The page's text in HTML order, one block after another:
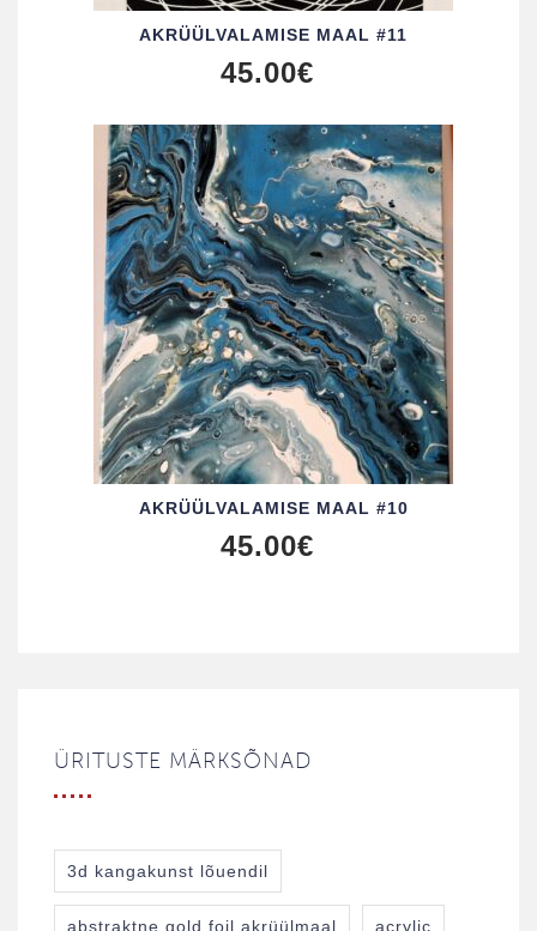
AKRÜÜL­VALAMISE MAAL #11
45.00€
AKRÜÜL­VALAMISE MAAL #10
45.00€
ÜRITUSTE MÄRKSÕNAD
3d kangakunst lõuendil
abstraktne gold foil akrüülmaal acrylic